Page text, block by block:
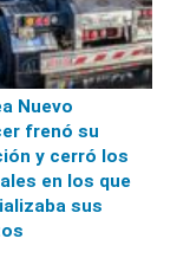
Nuevo
frenó su
y cerró los
en los que
sus